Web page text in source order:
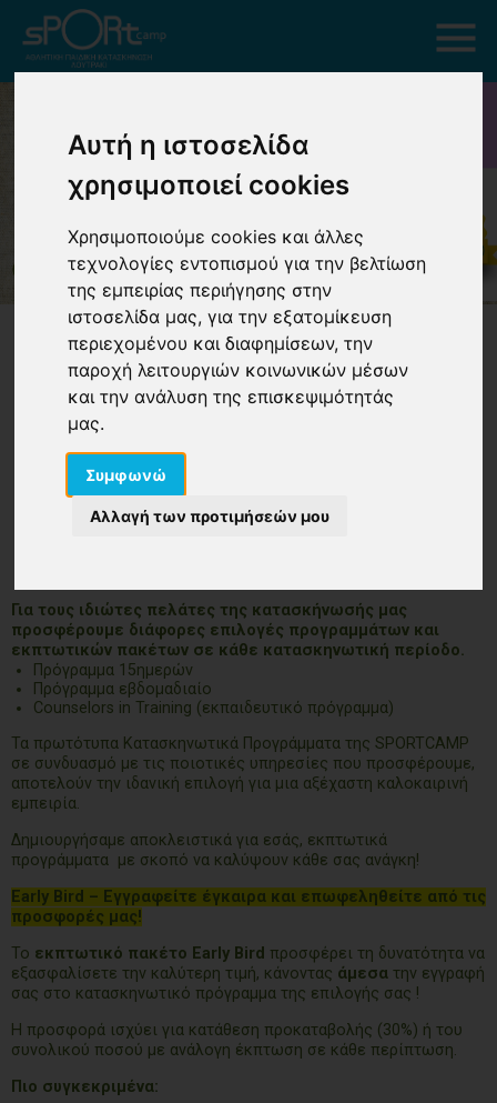
Αυτή η ιστοσελίδα
χρησιμοποιεί cookies
Χρησιμοποιούμε cookies και άλλες
τεχνολογίες εντοπισμού για την βελτίωση
της εμπειρίας περιήγησης στην
ιστοσελίδα μας, για την εξατομίκευση
περιεχομένου και διαφημίσεων, την
παροχή λειτουργιών κοινωνικών μέσων
και την ανάλυση της επισκεψιμότητάς
μας.
Συμφωνώ
Αλλαγή των προτιμήσεών μου
Για τους ιδιώτες πελάτες της κατασκήνωσής μας
προσφέρουμε διάφορες επιλογές προγραμμάτων και
εκπτωτικών πακέτων σε κάθε κατασκηνωτική περίοδο.
Πρόγραμμα 15ημερών
Πρόγραμμα εβδομαδιαίο
Counselors in Training (εκπαιδευτικό πρόγραμμα)
Τα πρωτότυπα Κατασκηνωτικά Προγράμματα της SPORTCAMP
σε συνδυασμό με τις ποιοτικές υπηρεσίες που προσφέρουμε,
αποτελούν την ιδανική επιλογή για μια αξέχαστη καλοκαιρινή
εμπειρία.
Δημιουργήσαμε αποκλειστικά για εσάς, εκπτωτικά
προγράμματα με σκοπό να καλύψουν κάθε σας ανάγκη!
Early Bird – Εγγραφείτε έγκαιρα και επωφεληθείτε από τις
προσφορές μας!
Το εκπτωτικό πακέτο Early Bird προσφέρει τη δυνατότητα να
εξασφαλίσετε την καλύτερη τιμή, κάνοντας άμεσα την εγγραφή
σας στο κατασκηνωτικό πρόγραμμα της επιλογής σας !
Η προσφορά ισχύει για κατάθεση προκαταβολής (30%) ή του
συνολικού ποσού με ανάλογη έκπτωση σε κάθε περίπτωση.
Πιο συγκεκριμένα: